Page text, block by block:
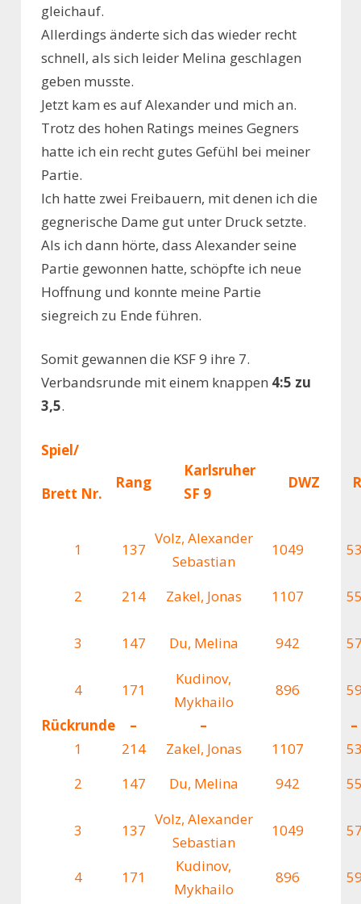
gleichauf.
Allerdings änderte sich das wieder recht
schnell, als sich leider Melina geschlagen
geben musste.
Jetzt kam es auf Alexander und mich an.
Trotz des hohen Ratings meines Gegners
hatte ich ein recht gutes Gefühl bei meiner
Partie.
Ich hatte zwei Freibauern, mit denen ich die
gegnerische Dame gut unter Druck setzte.
Als ich dann hörte, dass Alexander seine
Partie gewonnen hatte, schöpfte ich neue
Hoffnung und konnte meine Partie
siegreich zu Ende führen.
Somit gewannen die KSF 9 ihre 7.
Verbandsrunde mit einem knappen 4:5 zu
3,5.
Spiel/
Brett Nr.
Rang
Karlsruher
SF 9
DWZ
1 137
Volz, Alexander
Sebastian
1049
2 214 Zakel, Jonas 1107
3 147 Du, Melina 942
4 171
Kudinov,
Mykhailo
896
Rückrunde
– –
–
1
214 Zakel, Jonas 1107
2
147 Du, Melina 942
3 137
Volz, Alexander
Sebastian
1049
4 171
Kudinov,
Mykhailo
896